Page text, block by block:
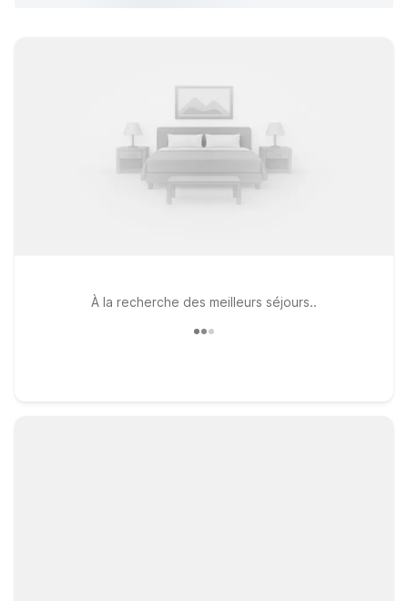
À la recherche des meilleurs séjours..